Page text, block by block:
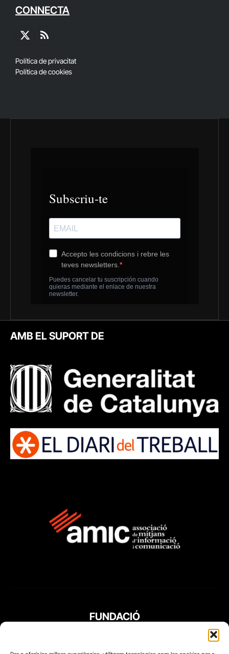
CONNECTA
X
RSS
Política de privacitat
Política de cookies
AMB EL SUPORT DE
FUNDACIÓ